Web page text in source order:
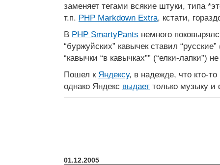
заменяет тегами всякие штуки, типа
т.п. PHP Markdown Extra, кстати,
В PHP SmartyPants немного
“буржуйских” кавычек ставил
“кавычки “в кавычках”” (“елки-лапки”)
Пошел к Яндексу, в надежде, что кто-
однако Яндекс выдает только музыку и
01.12.2005